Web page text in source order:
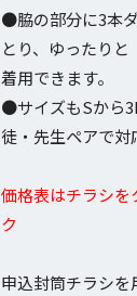
●脇の部分に3本
とり、ゆったりと
着用できます。
●サイズもSから
徒・先生ペアで対
価格表はチラシを
ク
申込封筒チラシを